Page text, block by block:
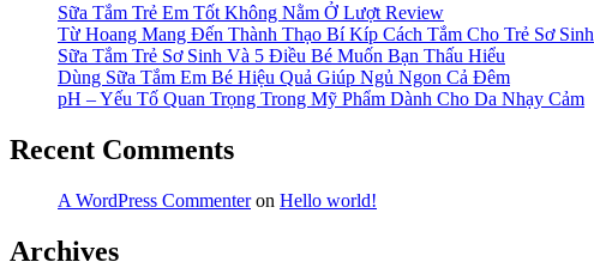
Sữa Tắm Trẻ Em Tốt Không Nằm Ở Lượt Review
Từ Hoang Mang Đến Thành Thạo Bí Kíp Cách Tắm Cho Trẻ Sơ Sinh
Sữa Tắm Trẻ Sơ Sinh Và 5 Điều Bé Muốn Bạn Thấu Hiểu
Dùng Sữa Tắm Em Bé Hiệu Quả Giúp Ngủ Ngon Cả Đêm
pH – Yếu Tố Quan Trọng Trong Mỹ Phẩm Dành Cho Da Nhạy Cảm
Recent Comments
A WordPress Commenteron Hello world!
Archives